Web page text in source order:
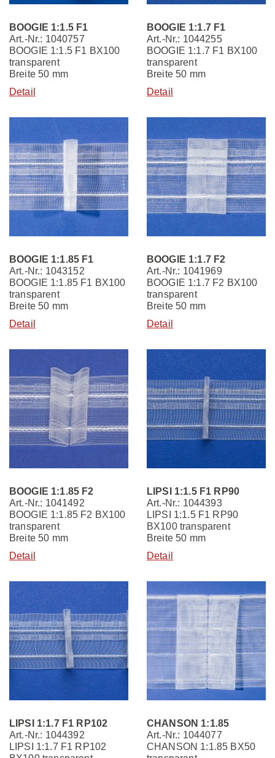
Falt- und Raffrollos
Schmuckfalten
Kreative Ideen
Termine
Kontakt
Branchen
Seminare
Download Broschüren & Flyer
Registrieren
Login
BOOGIE 1:1.5 F1
Art.-Nr.: 1040757
BOOGIE 1:1.5 F1 BX100
transparent
Breite 50 mm
Detail
BOOGIE 1:1.7 F1
Art.-Nr.: 1044255
BOOGIE 1:1.7 F1 BX100
transparent
Breite 50 mm
Detail
BOOGIE 1:1.85 F1
Art.-Nr.: 1043152
BOOGIE 1:1.85 F1 BX100
transparent
Breite 50 mm
Detail
BOOGIE 1:1.7 F2
Art.-Nr.: 1041969
BOOGIE 1:1.7 F2 BX100
transparent
Breite 50 mm
Detail
BOOGIE 1:1.85 F2
Art.-Nr.: 1041492
BOOGIE 1:1.85 F2 BX100
transparent
Breite 50 mm
Detail
LIPSI 1:1.5 F1 RP90
Art.-Nr.: 1044393
LIPSI 1:1.5 F1 RP90
BX100 transparent
Breite 50 mm
Detail
LIPSI 1:1.7 F1 RP102
Art.-Nr.: 1044392
LIPSI 1:1.7 F1 RP102
CHANSON 1:1.85
Art.-Nr.: 1044077
CHANSON 1:1.85 BX50